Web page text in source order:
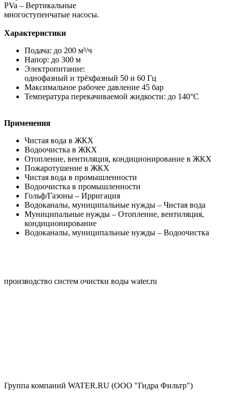
PVa – Вертикальные
многоступенчатые насосы.
Характеристики
Подача: до 200 м³/ч
Напор: до 300 м
Электропитание:
однофазный и трёхфазный 50 и 60 Гц
Максимальное рабочее давление 45 бар
Температура перекачиваемой жидкости: до 140°C
Применения
Чистая вода в ЖКХ
Водоочистка в ЖКХ
Отопление, вентиляция, кондиционирование в ЖКХ
Пожаротушение в ЖКХ
Чистая вода в промышленности
Водоочистка в промышленности
Гольф/Газоны – Ирригация
Водоканалы, муниципальные нужды – Чистая вода
Муниципальные нужды – Отопление, вентиляция,
кондиционирование
Водоканалы, муниципальные нужды – Водоочистка
производство систем очистки воды water.ru
Группа компаний WATER.RU (ООО "Гидра Фильтр")